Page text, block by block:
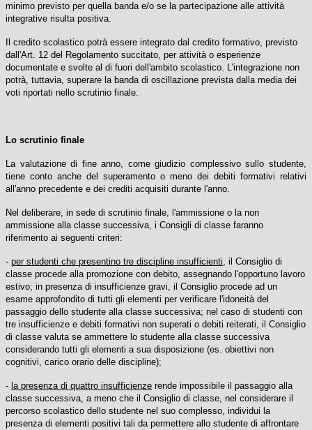
minimo previsto per quella banda e/o se la partecipazione alle attività
integrative risulta positiva.
Il credito scolastico potrà essere integrato dal credito formativo, previsto
dall'Art. 12 del Regolamento succitato, per attività o esperienze
documentate e svolte al di fuori dell'ambito scolastico. L'integrazione non
potrà, tuttavia, superare la banda di oscillazione prevista dalla media dei
voti riportati nello scrutinio finale.
Lo scrutinio finale
La valutazione di fine anno, come giudizio complessivo sullo studente,
tiene conto anche del superamento o meno dei debiti formativi relativi
all'anno precedente e dei crediti acquisiti durante l'anno.
Nel deliberare, in sede di scrutinio finale, l'ammissione o la non
ammissione alla classe successiva, i Consigli di classe faranno
riferimento ai seguenti criteri:
- per studenti che presentino tre discipline insufficienti, il Consiglio di
classe procede alla promozione con debito, assegnando l'opportuno lavoro
estivo; in presenza di insufficienze gravi, il Consiglio procede ad un
esame approfondito di tutti gli elementi per verificare l'idoneità del
passaggio dello studente alla classe successiva; nel caso di studenti con
tre insufficienze e debiti formativi non superati o debiti reiterati, il Consiglio
di classe valuta se ammettere lo studente alla classe successiva
considerando tutti gli elementi a sua disposizione (es. obiettivi non
cognitivi, carico orario delle discipline);
- la presenza di quattro insufficienze rende impossibile il passaggio alla
classe successiva, a meno che il Consiglio di classe, nel considerare il
percorso scolastico dello studente nel suo complesso, individui la
presenza di elementi positivi tali da permettere allo studente di affrontare